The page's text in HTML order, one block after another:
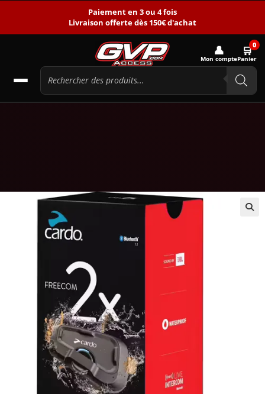
Paiement en 3 ou 4 fois
Livraison offerte dès 150€ d'achat
👤
Mon compte
🛒0
Panier